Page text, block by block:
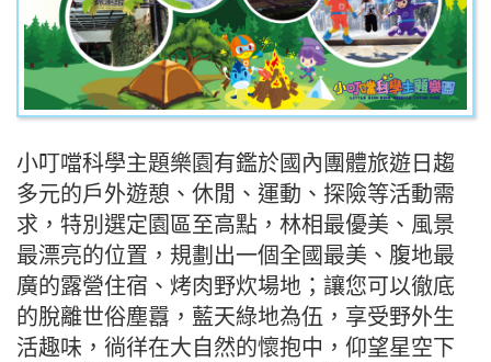
小叮噹科學主題樂園有鑑於國內團體旅遊日趨
多元的戶外遊憩、休閒、運動、探險等活動需
求，特別選定園區至高點，林相最優美、風景
最漂亮的位置，規劃出一個全國最美、腹地最
廣的露營住宿、烤肉野炊場地；讓您可以徹底
的脫離世俗塵囂，藍天綠地為伍，享受野外生
活趣味，徜徉在大自然的懷抱中，仰望星空下